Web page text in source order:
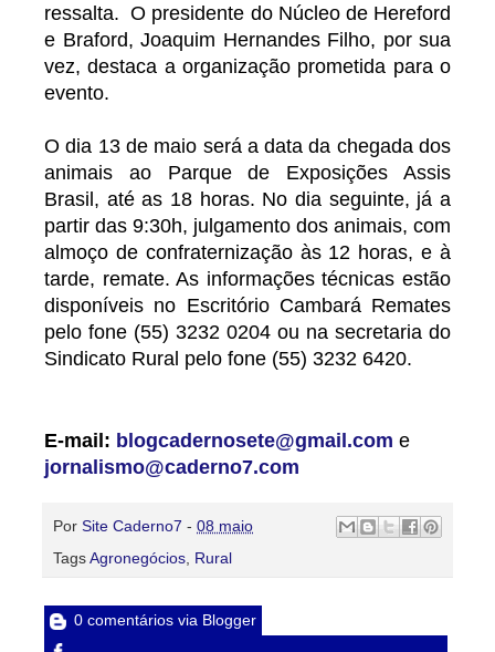
ressalta. O presidente do Núcleo de Hereford
e Braford, Joaquim Hernandes Filho, por sua
vez, destaca a organização prometida para o
evento.
O dia 13 de maio será a data da chegada dos
animais ao Parque de Exposições Assis
Brasil, até as 18 horas. No dia seguinte, já a
partir das 9:30h, julgamento dos animais, com
almoço de confraternização às 12 horas, e à
tarde, remate. As informações técnicas estão
disponíveis no Escritório Cambará Remates
pelo fone (55) 3232 0204 ou na secretaria do
Sindicato Rural pelo fone (55) 3232 6420.
E-mail: blogcadernosete@gmail.com e
jornalismo@caderno7.com
Por Site Caderno7 - 08 maio
TagsAgronegócios Rural
0 comentários via Blogger